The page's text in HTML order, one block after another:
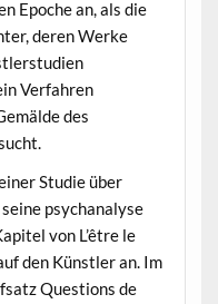
Epoche an, als die
deren Werke
Verfahren
des
Studie über
psychanalyse
von L’être le
den Künstler an. Im
Questions de